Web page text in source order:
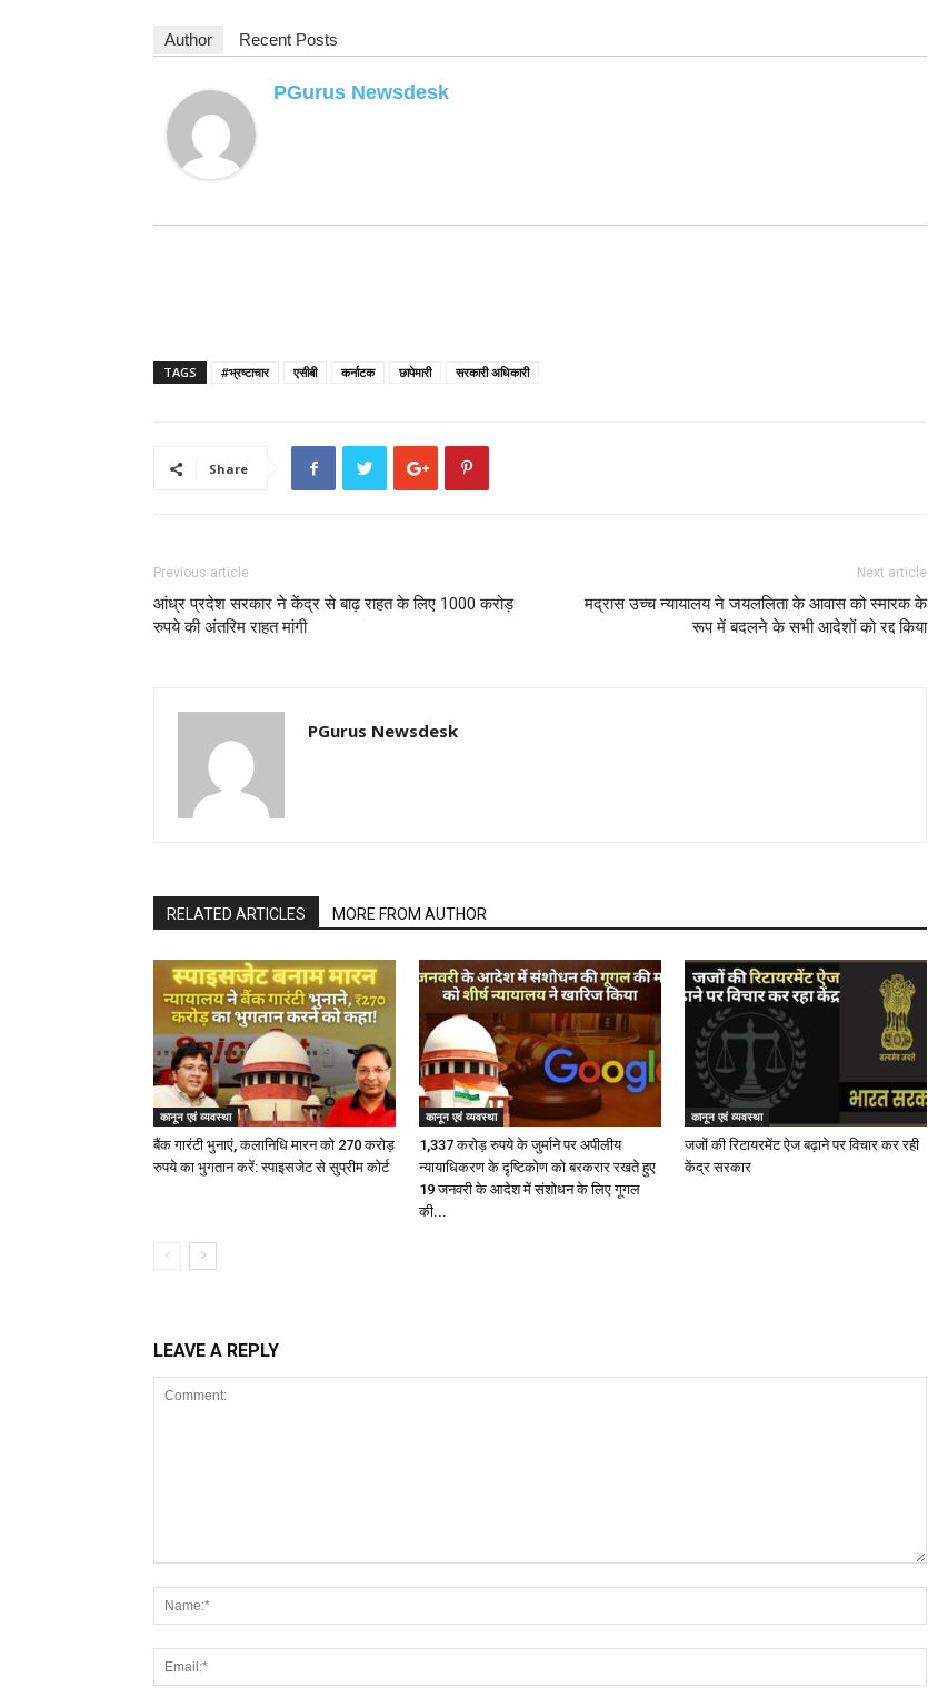
Author Recent Posts
PGurus Newsdesk
TAGS #भ्रष्टाचार एसीबी कर्नाटक छापेमारी सरकारी अधिकारी
Share
Previous article
आंध्र प्रदेश सरकार ने केंद्र से बाढ़ राहत के लिए 1000 करोड़
रुपये की अंतरिम राहत मांगी
Next article
मद्रास उच्च न्यायालय ने जयललिता के आवास को स्मारक के
रूप में बदलने के सभी आदेशों को रद्द किया
PGurus Newsdesk
RELATED ARTICLES MORE FROM AUTHOR
कानून एवं व्यवस्था
बैंक गारंटी भुनाएं, कलानिधि मारन को 270 करोड़
रुपये का भुगतान करें: स्पाइसजेट से सुप्रीम कोर्ट
कानून एवं व्यवस्था
1,337 करोड़ रुपये के जुर्माने पर अपीलीय
न्यायाधिकरण के दृष्टिकोण को बरकरार रखते हुए
19 जनवरी के आदेश में संशोधन के लिए गूगल
की...
कानून एवं व्यवस्था
जजों की रिटायरमेंट ऐज बढ़ाने पर विचार कर रही
केंद्र सरकार
LEAVE A REPLY